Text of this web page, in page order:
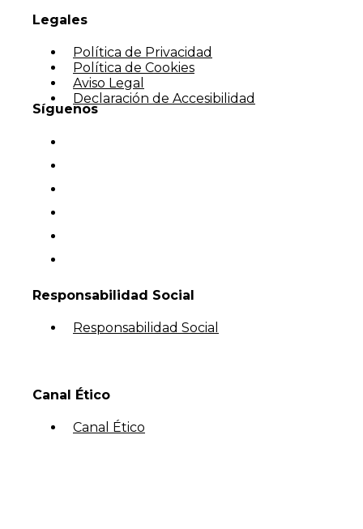
Legales
Política de Privacidad
Política de Cookies
Aviso Legal
Declaración de Accesibilidad
Síguenos
Responsabilidad Social
Responsabilidad Social
Canal Ético
Canal Ético